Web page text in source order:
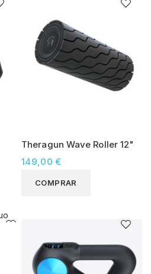
Theragun Wave Roller 12"
149,00 €
COMPRAR